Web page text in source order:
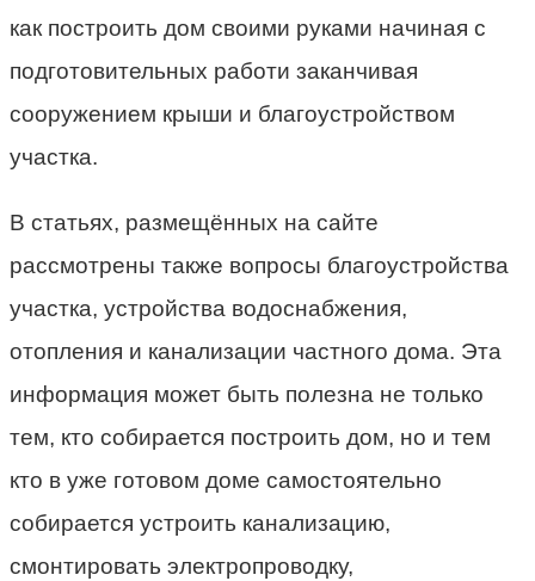
как построить дом своими руками начиная с
подготовительных работи заканчивая
сооружением крыши и благоустройством
участка.
В статьях, размещённых на сайте
рассмотрены также вопросы благоустройства
участка, устройства водоснабжения,
отопления и канализации частного дома. Эта
информация может быть полезна не только
тем, кто собирается построить дом, но и тем
кто в уже готовом доме самостоятельно
собирается устроить канализацию,
смонтировать электропроводку,